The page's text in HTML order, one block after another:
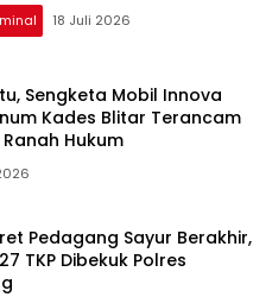
18 Juli 2026
Sengketa Mobil Innova
Kades Blitar Terancam
Hukum
Pedagang Sayur Berakhir,
TKP Dibekuk Polres